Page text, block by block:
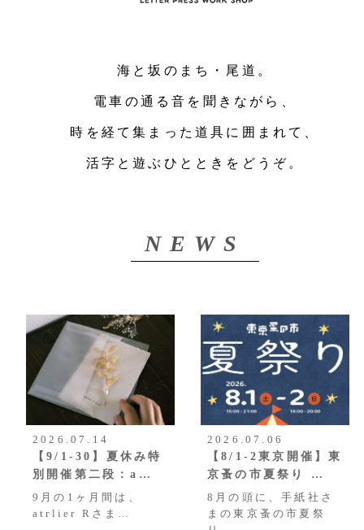
海と坂のまち・尾道。
電車の通る音を聞きながら、
時を経て集まった道具に囲まれて、
活字と遊ぶひとときをどうぞ。
NEWS
2026.07.14
【9/1-30】夏休み特
別開催第二段：a…
9月の1ヶ月間は、
atrlier Rさま…
2026.07.06
【8/1-2東京開催】東
京蚤の市夏祭り …
8月の頭に、手紙社さ
まの東京蚤の市夏祭